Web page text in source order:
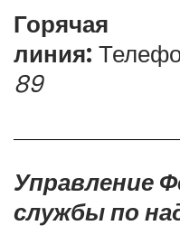
Горячая
линия:
89
Управление
службы по